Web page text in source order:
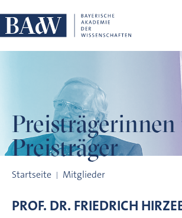
Preisträgerinnen
Preisträger
Startseite Mitglieder
PROF. DR. FRIEDRICH